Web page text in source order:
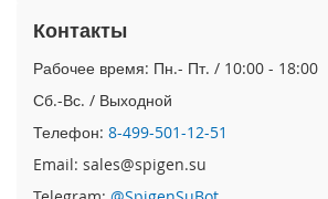
o
n
e
A
i
r
i
Контакты
Рабочее время: Пн.- Пт. / 10:00 - 18:00
Сб.-Вс. / Выходной
Телефон: 8-499-501-12-51
Email: sales@spigen.su